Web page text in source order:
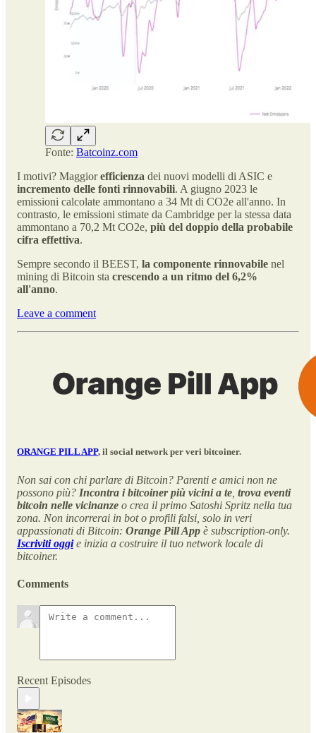
Fonte: Batcoinz.com
I motivi? Maggiorefficienza dei nuovi modelli di ASIC e
incremento delle fonti rinnovabili. A giugno 2023 le
emissioni calcolate ammontano a 34 Mt di CO2e all'anno. In
contrasto, le emissioni stimate da Cambridge per la stessa data
ammontano a 70,2 Mt CO2e, più del doppio della probabile
cifra effettiva.
Sempre secondo il BEEST, la componente rinnovabile nel
mining di Bitcoin sta crescendo a un ritmo del 6,2%
all'anno.
Leave a comment
ORANGE PILL APP, il social network per veri bitcoiner.
Non sai con chi parlare di Bitcoin? Parenti e amici non ne
possono più? Incontra i bitcoiner più vicini a te trova eventi
bitcoin nelle vicinanze o crea il primo Satoshi Spritz nella tua
zona. Non incorrerai in bot o profili falsi, solo in veri
appassionati di Bitcoin: Orange Pill App è subscription-only.
Iscriviti oggie inizia a costruire il tuo network locale di
bitcoiner.
Comments
Recent Episodes